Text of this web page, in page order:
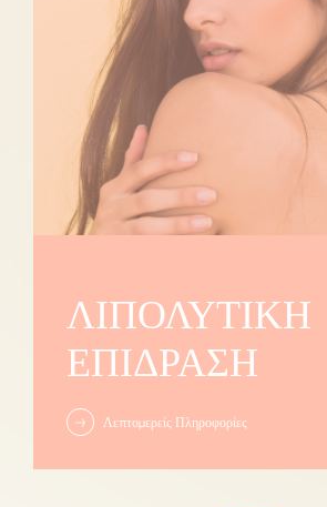
ΛΙΠΟΛΥΤΙΚΉ
ΕΠΊΔΡΑΣΗ
Λεπτομερείς Πληροφορίες